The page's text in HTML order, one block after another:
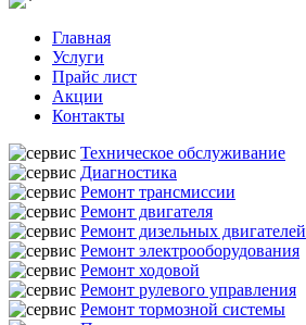
Главная
Услуги
Прайс лист
Акции
Контакты
Техническое обслуживание
Диагностика
Ремонт трансмиссии
Ремонт двигателя
Ремонт дизельных двигателей
Ремонт электрооборудования
Ремонт ходовой
Ремонт рулевого управления
Ремонт тормозной системы